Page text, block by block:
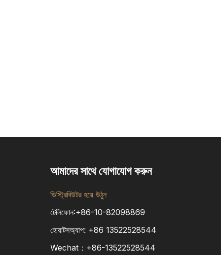
আমাদের সাথে যোগাযোগ করুন
ডিস্ট্রিবিউটর হয়ে উঠুন
টেলিফোন:+86-10-82098869
হোয়াটসঅ্যাপ: +86 13522528544
Wechat：+86-13522528544